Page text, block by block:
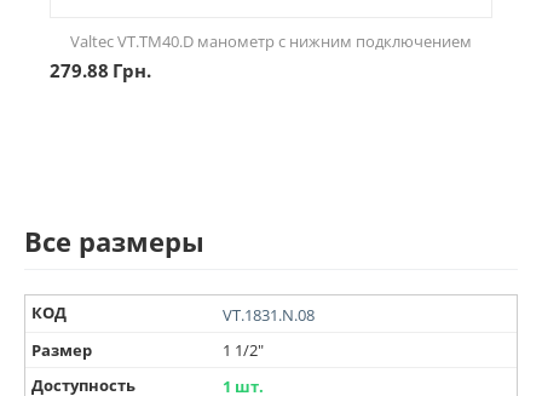
Valtec VT.TM40.D манометр с нижним подключением
279.88 Грн.
Все размеры
КОД
VT.1831.N.08
Размер
1 1/2"
Доступность
1 шт.